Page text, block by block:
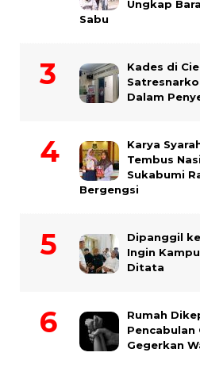
Ungkap
Sabu
Kades di
Dalam
Karya
Tembus
Sukabumi
Bergengsi
Dipanggil
Ingin
Ditata
Rumah
Pencabulan
Gegerkan